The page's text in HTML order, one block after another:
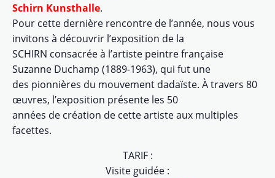
Schirn Kunsthalle.
Pour cette dernière rencontre de l’année, nous vous
invitons à découvrir l’exposition de la
SCHIRN consacrée à l’artiste peintre française
Suzanne Duchamp (1889-1963), qui fut une
des pionnières du mouvement dadaïste. À travers 80
œuvres, l’exposition présente les 50
années de création de cette artiste aux multiples
facettes.
TARIF :
Visite guidée :